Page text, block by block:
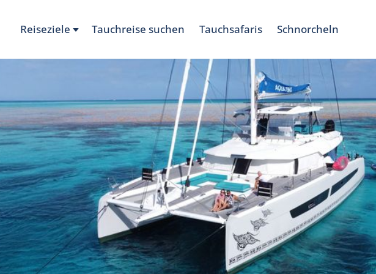
Reiseziele Tauchreise suchen Tauchsafaris Schnorcheln